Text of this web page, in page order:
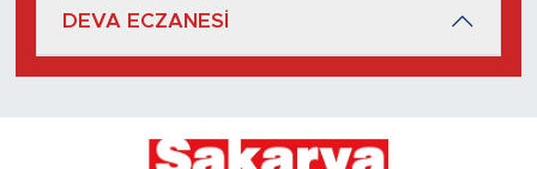
DEVA ECZANESİ